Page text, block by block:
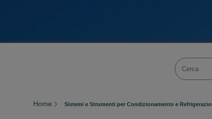
Home Sistemi e Strumenti per Condizionamento e